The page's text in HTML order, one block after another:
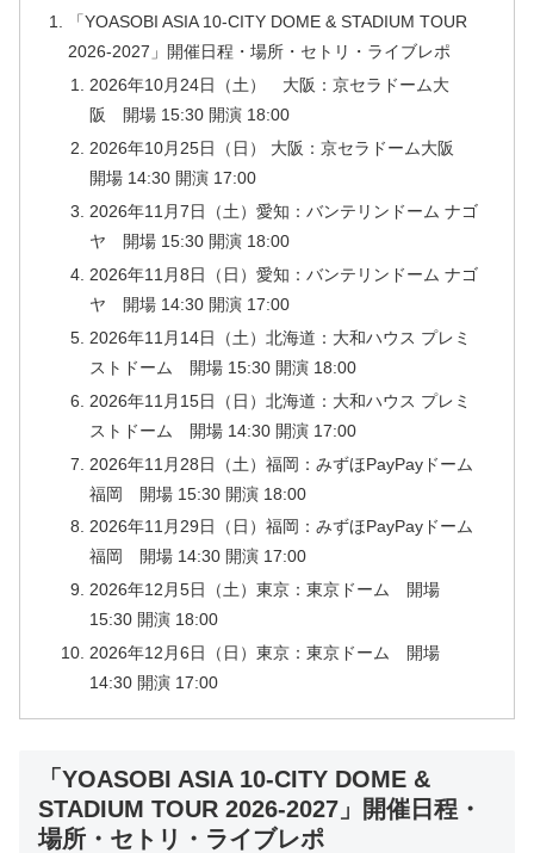
「YOASOBI ASIA 10-CITY DOME & STADIUM TOUR
2026-2027」開催日程・場所・セトリ・ライブレポ
2026年10月24日（土） 大阪：京セラドーム大
阪 開場 15:30 開演 18:00
2026年10月25日（日） 大阪：京セラドーム大阪
開場 14:30 開演 17:00
2026年11月7日（土）愛知：バンテリンドーム ナゴ
ヤ 開場 15:30 開演 18:00
2026年11月8日（日）愛知：バンテリンドーム ナゴ
ヤ 開場 14:30 開演 17:00
2026年11月14日（土）北海道：大和ハウス プレミ
ストドーム 開場 15:30 開演 18:00
2026年11月15日（日）北海道：大和ハウス プレミ
ストドーム 開場 14:30 開演 17:00
2026年11月28日（土）福岡：みずほPayPayドーム
福岡 開場 15:30 開演 18:00
2026年11月29日（日）福岡：みずほPayPayドーム
福岡 開場 14:30 開演 17:00
2026年12月5日（土）東京：東京ドーム 開場
15:30 開演 18:00
2026年12月6日（日）東京：東京ドーム 開場
14:30 開演 17:00
「YOASOBI ASIA 10-CITY DOME &
STADIUM TOUR 2026-2027」開催日程・
場所・セトリ・ライブレポ